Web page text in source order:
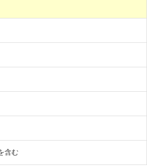
含む